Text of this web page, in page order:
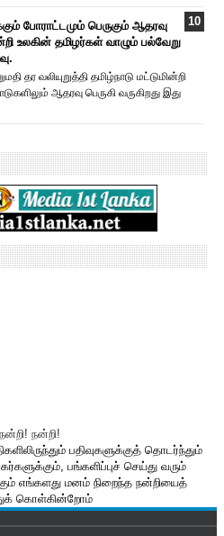
போராட்டமும் பெருகும் ஆதரவு
உலகின் தமிழர்கள் வாழும் பல்வேறு
தர வலியுறுத்தி தமிழ்நாடு மட்டுமின்றி
ஆதரவு பெருகி வருகிறது இது
பதிவுகளுக்குத் தொடர்ந்தும்
பங்களிப்புச் செய்து வரும்
எங்களது மனம் நிறைந்த நன்றியைத்
கொள்கின்றோம்